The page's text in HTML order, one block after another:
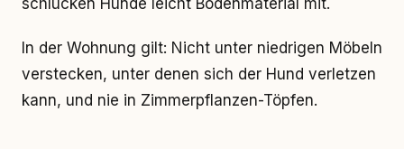
schlucken Hunde leicht Bodenmaterial mit.
In der Wohnung gilt: Nicht unter niedrigen Möbeln
verstecken, unter denen sich der Hund verletzen
kann, und nie in Zimmerpflanzen-Töpfen.